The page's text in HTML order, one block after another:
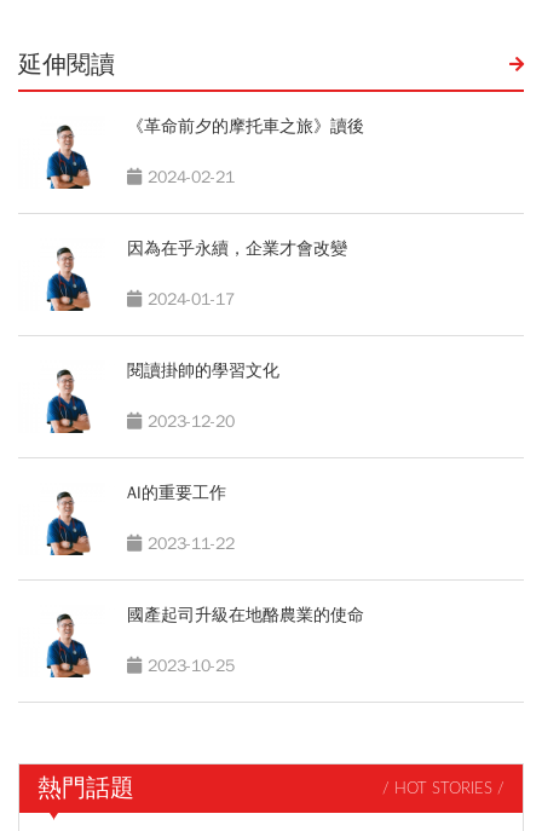
延伸閱讀
《革命前夕的摩托車之旅》讀後
2024-02-21
因為在乎永續，企業才會改變
2024-01-17
閱讀掛帥的學習文化
2023-12-20
AI的重要工作
2023-11-22
國產起司升級在地酪農業的使命
2023-10-25
熱門話題 / HOT STORIES /